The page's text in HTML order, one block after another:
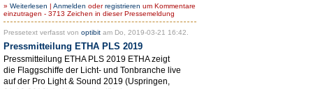
» Weiterlesen | Anmelden oderregistrieren um Kommentare
einzutragen - 3713 Zeichen in dieser Pressemeldung
Pressetext verfasst von optibit am Do, 2019-03-21 16:42.
Pressmitteilung ETHA PLS 2019
Pressmitteilung ETHA PLS 2019 ETHA zeigt
die Flaggschiffe der Licht- und Tonbranche live
auf der Pro Light & Sound 2019 (Uspringen,